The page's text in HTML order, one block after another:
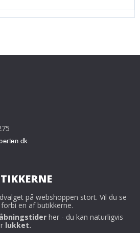
på webshoppen stort. Vil du se
en af butikkerne.
her - du kan naturligvis
lukket.